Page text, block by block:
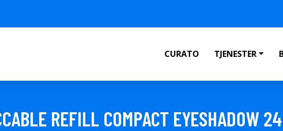
CURATO TJENESTER
REFILL COMPACT EYESHADOW